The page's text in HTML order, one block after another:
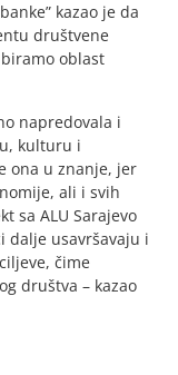
kazao je da
društvene
oblast
napredovala i
kulturu i
ona u znanje, jer
ali i svih
sa ALU Sarajevo
dalje usavršavaju i
čime
društva – kazao